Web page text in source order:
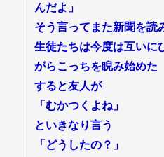
んだよ」
そう言ってまた新聞を読
生徒たちは今度は互いに
がらこっちを睨み始めた
すると友人が
「むかつくよね」
といきなり言う
「どうしたの？」